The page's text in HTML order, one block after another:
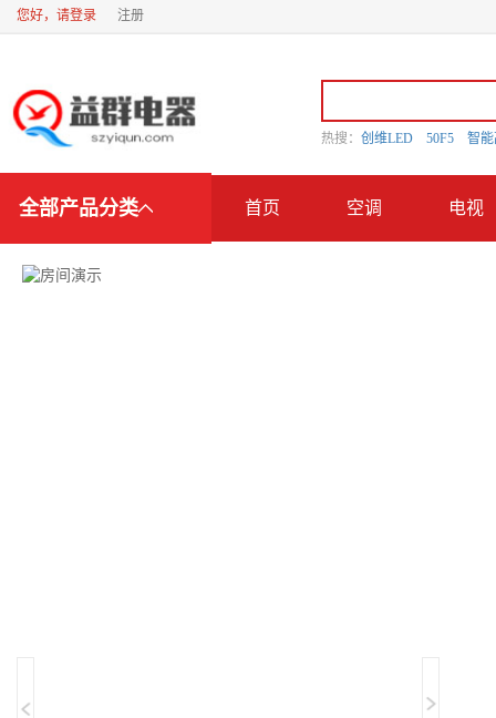
您好，请登录 注册
热搜： 创维LED 50F5 智
全部产品分类 首页 空调 电视